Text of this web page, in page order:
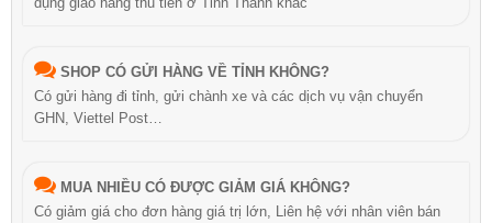
SHOP CÓ GỬI HÀNG VỀ TỈNH KHÔNG?
Có gửi hàng đi tỉnh, gửi chành xe và các dịch vụ vận chuyển
GHN, Viettel Post…
MUA NHIỀU CÓ ĐƯỢC GIẢM GIÁ KHÔNG?
Có giảm giá cho đơn hàng giá trị lớn, Liên hệ với nhân viên bán